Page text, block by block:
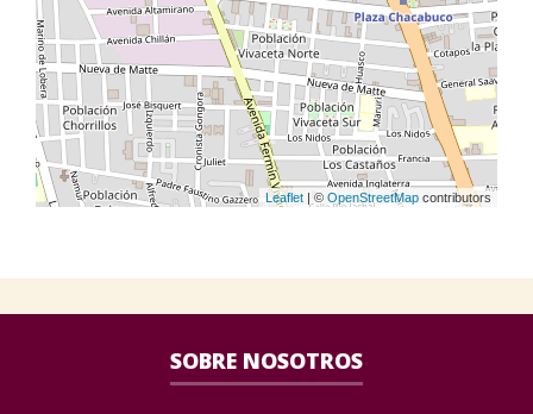
Leaflet | © OpenStreetMap contributors
SOBRE NOSOTROS